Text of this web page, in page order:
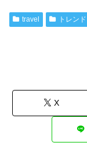
travel トレンド
X